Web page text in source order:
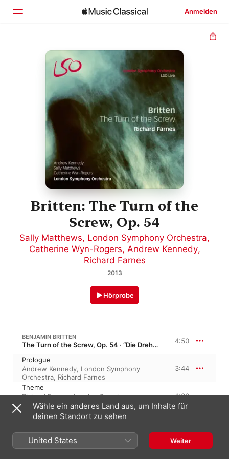
Anmelden
Startseite
Entdecken
Suchen
Britten: The Turn of the
Screw, Op. 54
Sally Matthews, London Symphony Orchestra,
Catherine Wyn-Rogers, Andrew Kennedy,
Richard Farnes
2013
Hörprobe
BENJAMIN BRITTEN
The Turn of the Screw, Op. 54 · “Die Drehung der Schraube” 4:50
Prologue
Andrew Kennedy, London Symphony
Orchestra, Richard Farnes
3:44
Theme
Richard Farnes,London Symphony
Orchestra,Andrew Kennedy
1:06
Billy Budd, Op. 50
"The Journey"
Wähle ein anderes Land aus, um Inhalte für
deinen Standort zu sehen
United States Weiter